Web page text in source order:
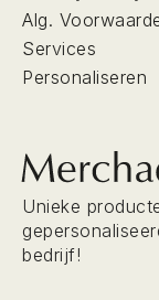
Alg.
Services
Personaliseren
Unieke
bedrijf!